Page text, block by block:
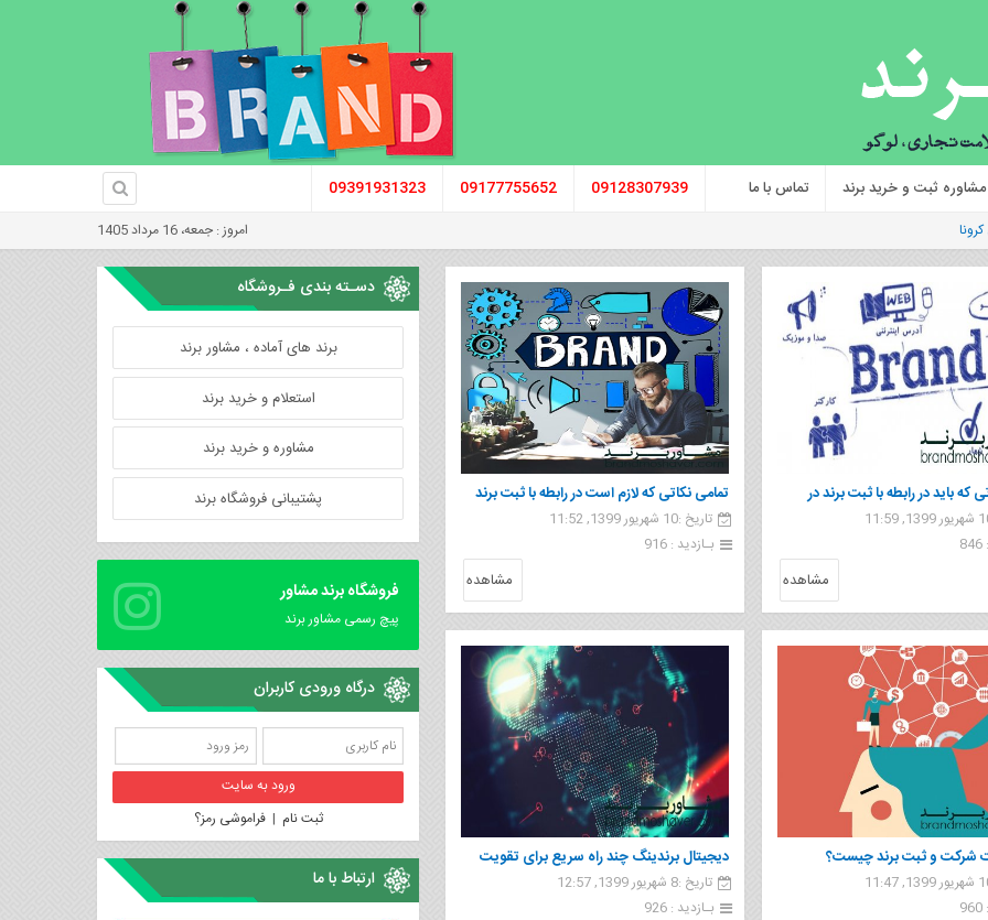
مشاوره ثبت و خرید برند تماس با ما 09128307939
09177755652
09391931323
امروز : جمعه، 16 مرداد 1405
که باید در رابطه با ثبت برند در
مشاهده
تمامی نکاتی که لازم است در رابطه با ثبت برند
در قشم بدانیم
تاریخ :10 شهریور 1399, 11:52
بـازدید : 916
مشاهده
شرکت و ثبت برند چیست؟
دیجیتال برندینگ چند راه سریع برای تقویت
یک برند در فضای مجازی
تاریخ :8 شهریور 1399, 12:57
بـازدید : 926
دسـته بندی فـروشگاه
برند های آماده ، مشاور برند
استعلام و خرید برند
مشاوره و خرید برند
پشتیبانی فروشگاه برند
فروشگاه برند مشاور
پیچ رسمی مشاور برند
درگاه ورودی کاربران
ثبت نام |فراموشی رمز؟
ارتباط با ما